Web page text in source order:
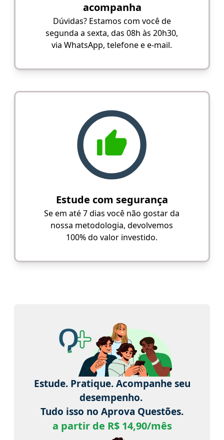
acompanha
Dúvidas? Estamos com você de
segunda a sexta, das 08h às 20h30,
via WhatsApp, telefone e e-mail.
Estude com segurança
Se em até 7 dias você não gostar da
nossa metodologia, devolvemos
100% do valor investido.
Estude. Pratique. Acompanhe seu
desempenho.
Tudo isso no Aprova Questões.
a partir de R$ 14,90/mês